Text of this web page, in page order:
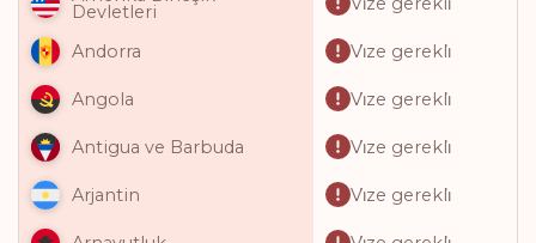
Devletleri
Andorra Vi̇ze gerekli̇
Angola Vi̇ze gerekli̇
Antigua ve Barbuda Vi̇ze gerekli̇
Arjantin Vi̇ze gerekli̇